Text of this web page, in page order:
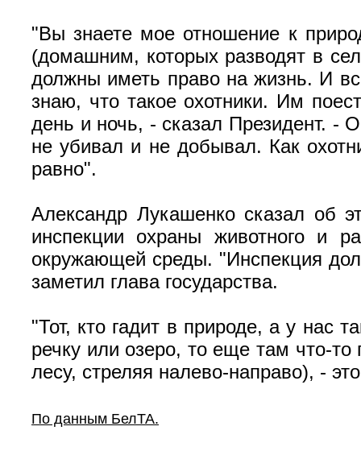
"Вы знаете мое отношение к
(домашним, которых разводят в
должны иметь право на жизнь. И
знаю, что такое охотники. Им
день и ночь, - сказал Президент. -
не убивал и не добывал. Как
равно".
Александр Лукашенко сказал об
инспекции охраны животного и
окружающей среды. "Инспекция
заметил глава государства.
"Тот, кто гадит в природе, а у нас
речку или озеро, то еще там что-
лесу, стреляя налево-направо), -
По данным БелТА.